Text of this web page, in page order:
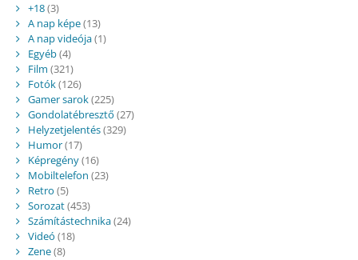
+18(3)
A nap képe(13)
A nap videója(1)
Egyéb(4)
Film (321)
Fotók(126)
Gamer sarok(225)
Gondolatébresztő (27)
Helyzetjelentés(329)
Humor(17)
Képregény(16)
Mobiltelefon (23)
Retro (5)
Sorozat(453)
Számítástechnika(24)
Videó (18)
Zene(8)